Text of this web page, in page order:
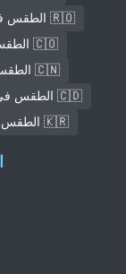
🇷🇴 الطقس في بوخارست
🇨🇴 الطقس في كالي
🇨🇳 الطقس في هانغتشو
🇨🇩 الطقس في Mbuji-Mayi
🇰🇷 الطقس في سيول